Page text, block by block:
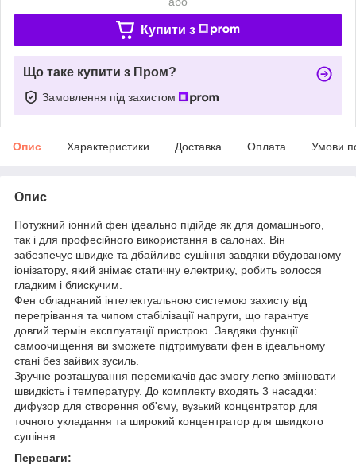
Купити з
Що таке купити з Пром?
Замовлення під захистом
Опис Характеристики Доставка Оплата Умови
Опис
Потужний іонний фен ідеально підійде як для домашнього,
так і для професійного використання в салонах. Він
забезпечує швидке та дбайливе сушіння завдяки вбудованому
іонізатору, який знімає статичну електрику, робить волосся
гладким і блискучим.
Фен обладнаний інтелектуальною системою захисту від
перегрівання та чипом стабілізації напруги, що гарантує
довгий термін експлуатації пристрою. Завдяки функції
самоочищення ви зможете підтримувати фен в ідеальному
стані без зайвих зусиль.
Зручне розташування перемикачів дає змогу легко змінювати
швидкість і температуру. До комплекту входять 3 насадки:
дифузор для створення об'єму, вузький концентратор для
точного укладання та широкий концентратор для швидкого
сушіння.
Переваги: